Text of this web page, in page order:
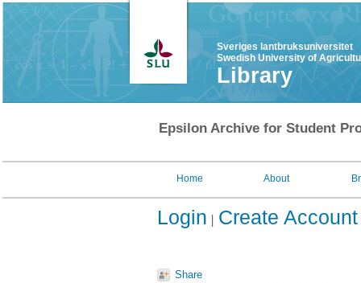
Sveriges lantbruksuniversitet
Swedish University of
Library
Epsilon Archive for Student
Home About
Login Create Account
Share